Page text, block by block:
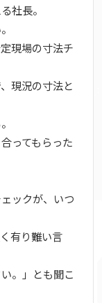
社長。
現場の寸法チ
現況の寸法と
ってもらった
ックが、いつ
有り難い言
。」とも聞こ